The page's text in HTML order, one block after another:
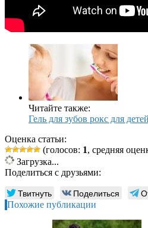
Читайте также:
Гель для зубов рокс для детей
Оценка статьи:
(голосов: 1, средняя
Загрузка...
Поделиться с друзьями:
Твитнуть Поделиться
Похожие публикации